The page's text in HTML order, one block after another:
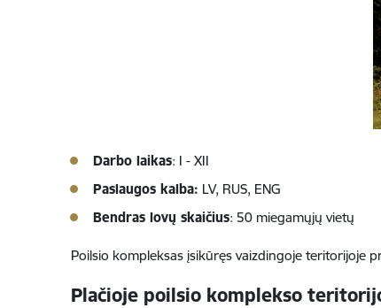
Darbo laikas: I - XII
Paslaugos kalba: LV, RUS, ENG
Bendras lovų skaičius: 50 miegamųjų vietų
Poilsio kompleksas įsikūręs vaizdingoje teritorijoje
Plačioje poilsio komplekso